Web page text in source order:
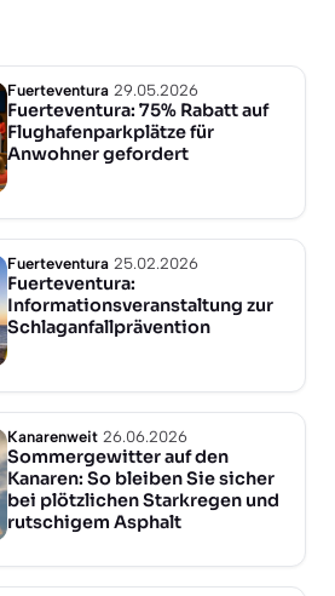
Fuerteventura 29.05.2026
Fuerteventura: 75% Rabatt auf
Flughafenparkplätze für
Anwohner gefordert
Fuerteventura 25.02.2026
Fuerteventura:
Informationsveranstaltung zur
Schlaganfallprävention
Kanarenweit 26.06.2026
Sommergewitter auf den
Kanaren: So bleiben Sie sicher
bei plötzlichen Starkregen und
rutschigem Asphalt